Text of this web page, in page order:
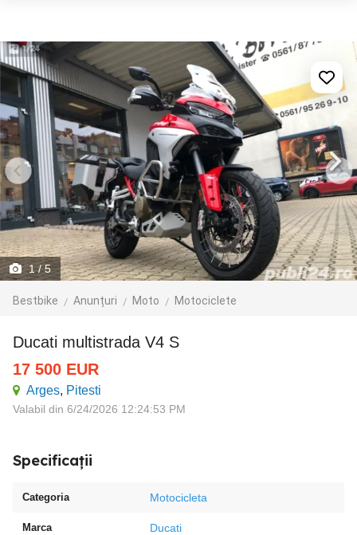
1/ 5
Bestbike Anunțuri Moto Motociclete
Ducati multistrada V4 S
17 500 EUR
Arges, Pitesti
Valabil din 6/24/2026 12:24:53 PM
Specificații
Categoria Motocicleta
Marca Ducati